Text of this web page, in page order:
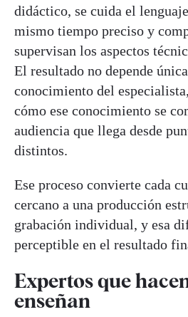
didáctico, se cuida el
mismo tiempo preciso y
supervisan los aspectos
El resultado no depende
conocimiento del
cómo ese conocimiento se
audiencia que llega desde
distintos.
Ese proceso convierte cada
cercano a una producción
grabación individual, y esa
perceptible en el resultado
Expertos que
enseñan